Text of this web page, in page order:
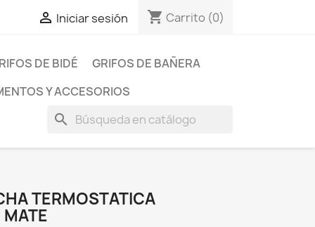
 Iniciar sesión shopping_cart Carrito (0)
DE BIDÉ
GRIFOS DE BAÑERA
Y ACCESORIOS
search
TERMOSTATICA